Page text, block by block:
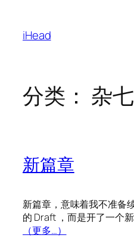
iHead
分类： 杂
新篇章
新篇章，意味着我不准备
的 Draft ，而是开了一个新
（更多…）